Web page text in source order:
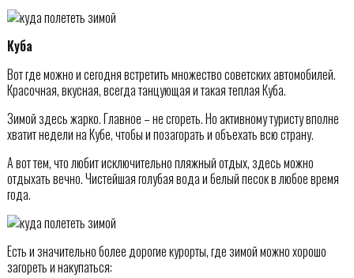
Куба
Вот где можно и сегодня встретить множество советских автомобилей.
Красочная, вкусная, всегда танцующая и такая теплая Куба.
Зимой здесь жарко. Главное – не сгореть. Но активному туристу вполне
хватит недели на Кубе, чтобы и позагорать и объехать всю страну.
А вот тем, что любит исключительно пляжный отдых, здесь можно
отдыхать вечно. Чистейшая голубая вода и белый песок в любое время
года.
Есть и значительно более дорогие курорты, где зимой можно хорошо
загореть и накупаться: